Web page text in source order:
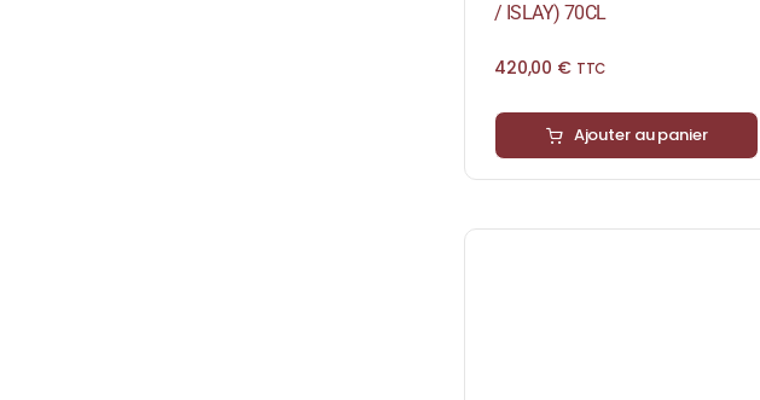
/ ISLAY) 70CL
420,00 € TTC
Ajouter au panier